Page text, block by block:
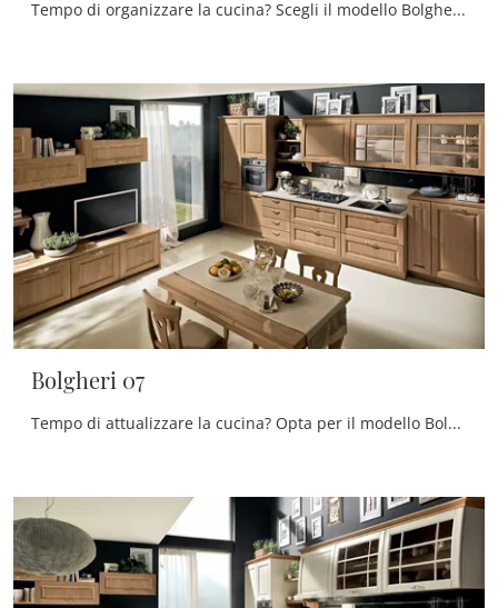
Tempo di organizzare la cucina? Scegli il modello Bolgheri 08 Stosa tra le nostre Cucine Classiche con penisola.
Bolgheri 07
Tempo di attualizzare la cucina? Opta per il modello Bolgheri 07 Stosa tra le nostre Cucine Classiche in linea.